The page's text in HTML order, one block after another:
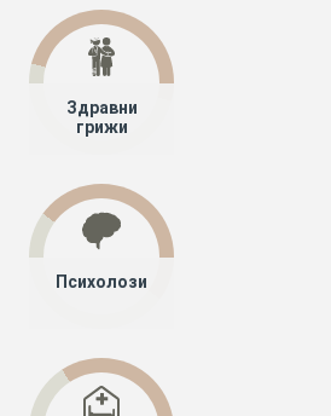
Здравни
грижи
Психолози